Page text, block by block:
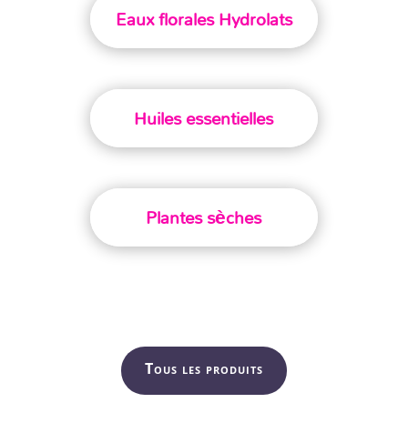
Eaux florales Hydrolats
Huiles essentielles
Plantes sèches
Tous les produits